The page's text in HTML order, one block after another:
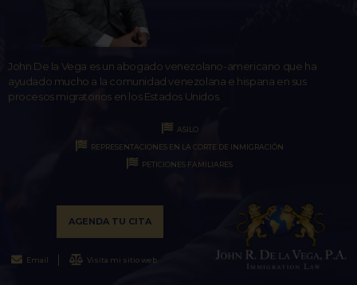
John De la Vega es un abogado venezolano-americano que ha
ayudado mucho a la comunidad venezolana e hispana en sus
procesos migratorios en los Estados Unidos.
ASILO
REPRESENTACIONES EN LA CORTE DE INMIGRACIÓN
PETICIONES FAMILIARES
AGENDA TU CITA
Email Visita mi sitio web